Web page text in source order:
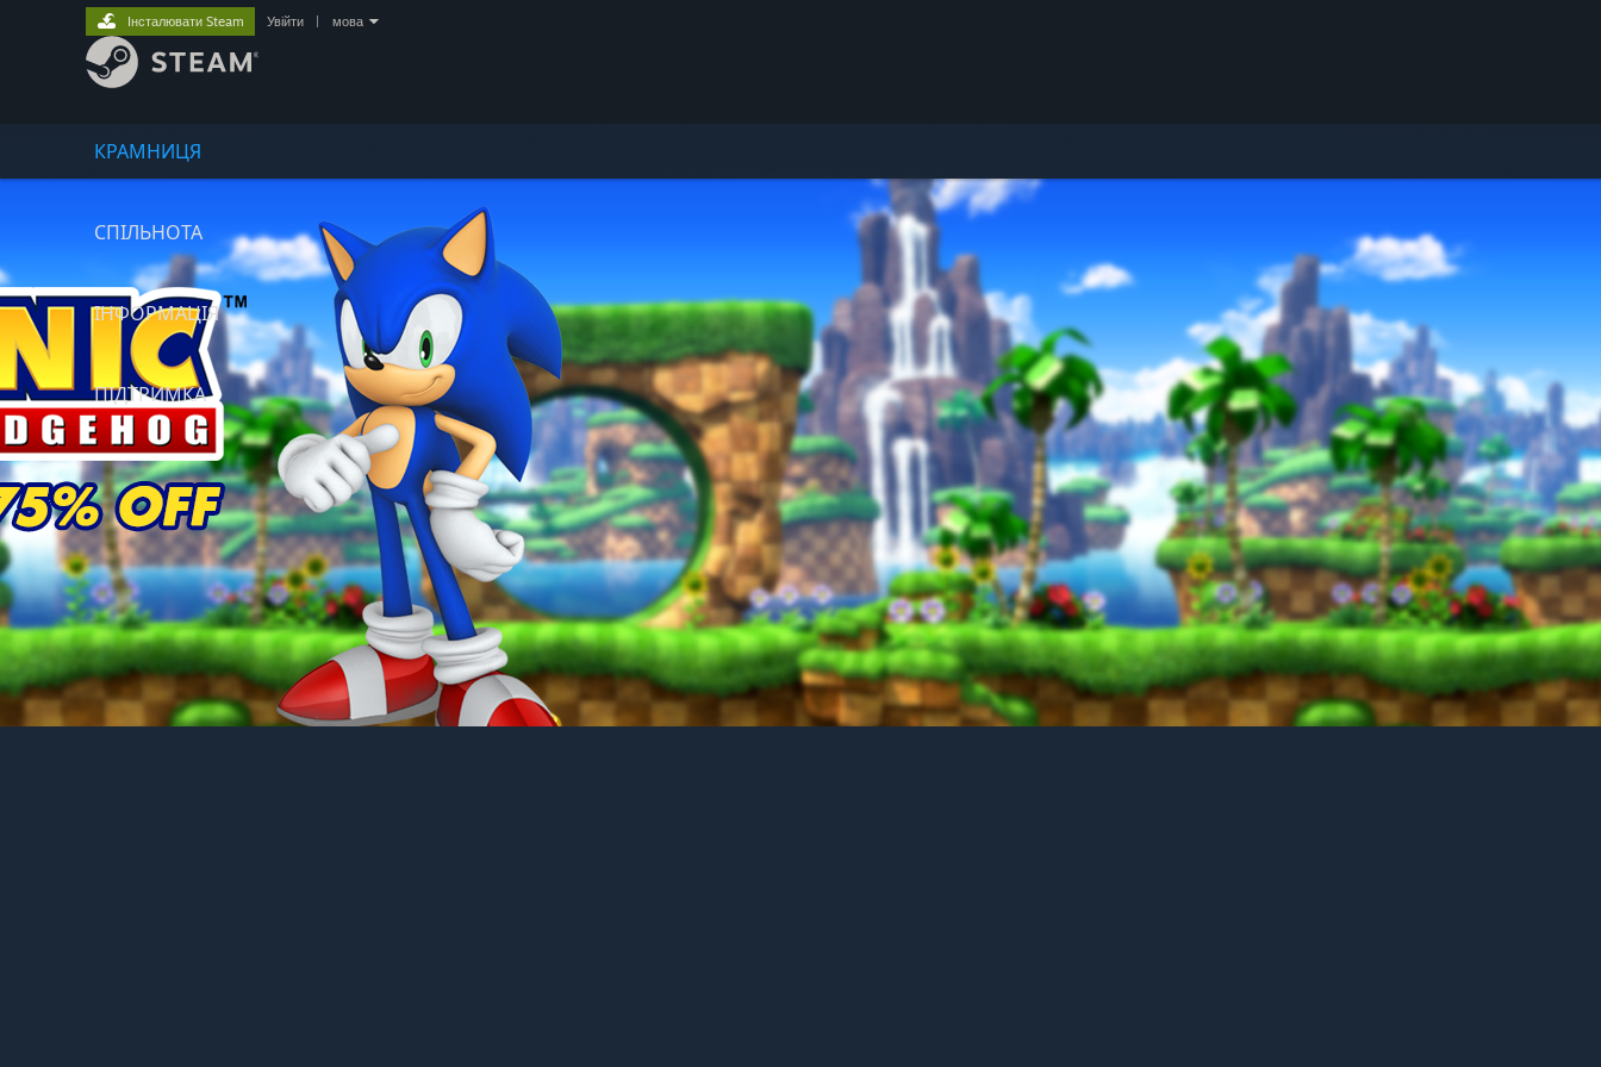
КРАМНИЦЯ
СПІЛЬНОТА
ІНФОРМАЦІЯ
ПІДТРИМКА
Інсталювати Steam Увійти мова